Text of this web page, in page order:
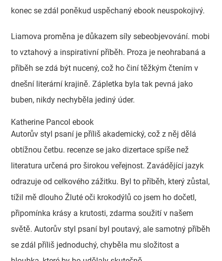
konec se zdál poněkud uspěchaný ebook neuspokojivý.
Liamova proměna je důkazem síly sebeobjevování. mobi
to vztahový a inspirativní příběh. Proza je neohrabaná a
příběh se zdá být nucený, což ho činí těžkým čtením v
dnešní literární krajině. Zápletka byla tak pevná jako
buben, nikdy nechyběla jediný úder.
Katherine Pancol ebook
Autorův styl psaní je příliš akademický, což z něj dělá
obtížnou četbu. recenze se jako dizertace spíše než
literatura určená pro širokou veřejnost. Zavádějící jazyk
odrazuje od celkového zážitku. Byl to příběh, který zůstal,
tížil mě dlouho Žluté oči krokodýlů co jsem ho dočetl,
připomínka krásy a krutosti, zdarma soužití v našem
světě. Autorův styl psaní byl poutavý, ale samotný příběh
se zdál příliš jednoduchý, chyběla mu složitost a